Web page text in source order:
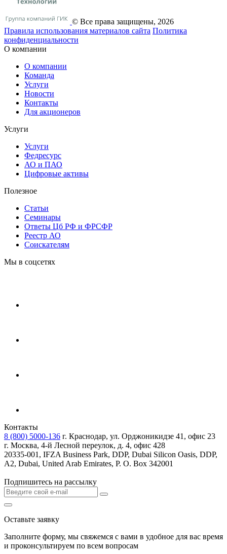
© Все права защищены, 2026
Правила использования материалов сайта Политика
конфиденциальности
О компании
О компании
Команда
Услуги
Новости
Контакты
Для акционеров
Услуги
Услуги
Федресурс
АО и ПАО
Цифровые активы
Полезное
Статьи
Cеминары
Ответы Цб РФ и ФРСФР
Реестр АО
Соискателям
Мы в соцсетях
Контакты
8 (800) 5000-136 г. Краснодар, ул. Орджоникидзе 41, офис 23
г. Москва, 4-й Лесной переулок, д. 4, офис 428
20335-001, IFZA Business Park, DDP, Dubai Silicon Oasis, DDP,
A2, Dubai, United Arab Emirates, P. O. Box 342001
Подпишитесь на рассылку
Оставьте заявку
Заполните форму, мы свяжемся с вами в удобное для вас время
и проконсультируем по всем вопросам